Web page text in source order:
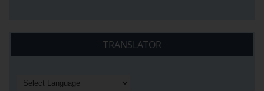
TRANSLATOR